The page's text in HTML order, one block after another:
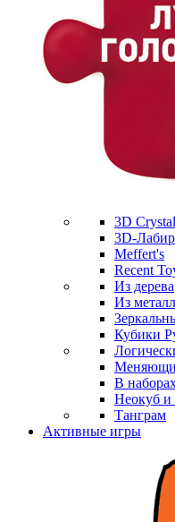
3D
3D-
Meffert's
Recent
Из дерева
Из
Кубики
В
Неокуб
Танграм
Активные игры